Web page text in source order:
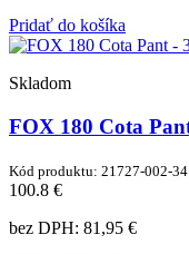
Pridať do košíka
Skladom
FOX 180 Cota
Kód produktu: 21727-002-34
100.8 €
bez DPH: 81,95 €